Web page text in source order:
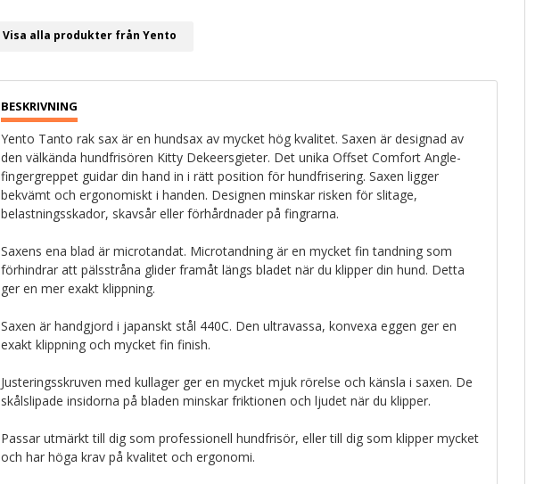
Visa alla produkter från Yento
Yento Tanto rak sax är en hundsax av mycket hög kvalitet. Saxen är designad av
den välkända hundfrisören Kitty Dekeersgieter. Det unika Offset Comfort Angle-
fingergreppet guidar din hand in i rätt position för hundfrisering. Saxen ligger
bekvämt och ergonomiskt i handen. Designen minskar risken för slitage,
belastningsskador, skavsår eller förhårdnader på fingrarna.
Saxens ena blad är microtandat. Microtandning är en mycket fin tandning som
förhindrar att pälsstråna glider framåt längs bladet när du klipper din hund. Detta
ger en mer exakt klippning.
Saxen är handgjord i japanskt stål 440C. Den ultravassa, konvexa eggen ger en
exakt klippning och mycket fin finish.
Justeringsskruven med kullager ger en mycket mjuk rörelse och känsla i saxen. De
skålslipade insidorna på bladen minskar friktionen och ljudet när du klipper.
Passar utmärkt till dig som professionell hundfrisör, eller till dig som klipper mycket
och har höga krav på kvalitet och ergonomi.